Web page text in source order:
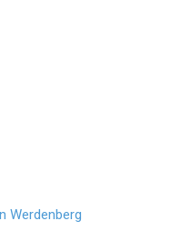
Werdenberg